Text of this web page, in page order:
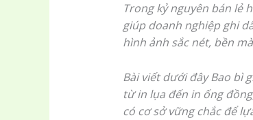
Trong kỷ nguyên bán lẻ
giúp doanh nghiệp ghi
hình ảnh sắc nét, bền
Bài viết dưới đây Bao bì
từ in lụa đến in ống
có cơ sở vững chắc để